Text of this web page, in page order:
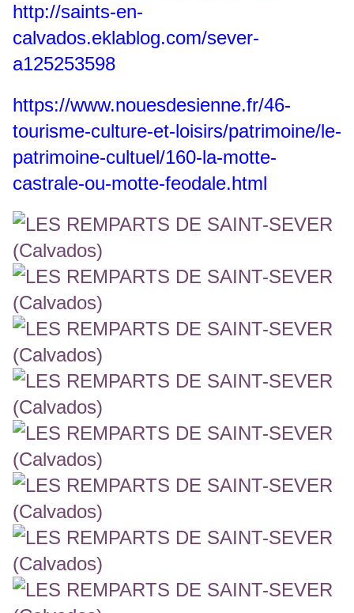
http://saints-en-
calvados.eklablog.com/sever-
a125253598
https://www.nouesdesienne.fr/46-
tourisme-culture-et-loisirs/patrimoine/le-
patrimoine-cultuel/160-la-motte-
castrale-ou-motte-feodale.html